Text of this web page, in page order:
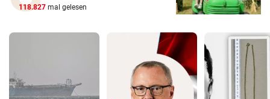
118.827 mal gelesen